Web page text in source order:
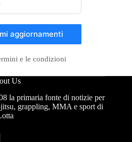
aggiornamenti
e le condizioni
Us
la primaria fonte di notizie per
grappling, MMA e sport di